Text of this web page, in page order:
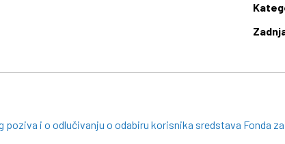
i o odlučivanju o odabiru korisnika sredstava Fonda